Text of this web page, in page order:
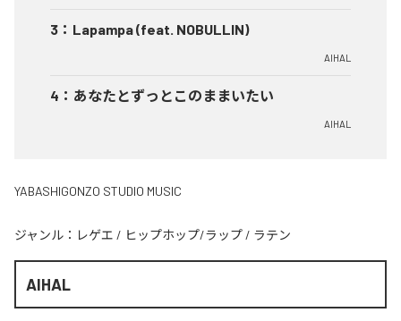
3 ： Lapampa (feat. NOBULLIN)
AIHAL
4 ： あなたとずっとこのままいたい
AIHAL
YABASHIGONZO STUDIO MUSIC
ジャンル： レゲエ / ヒップホップ/ラップ / ラテン
AIHAL